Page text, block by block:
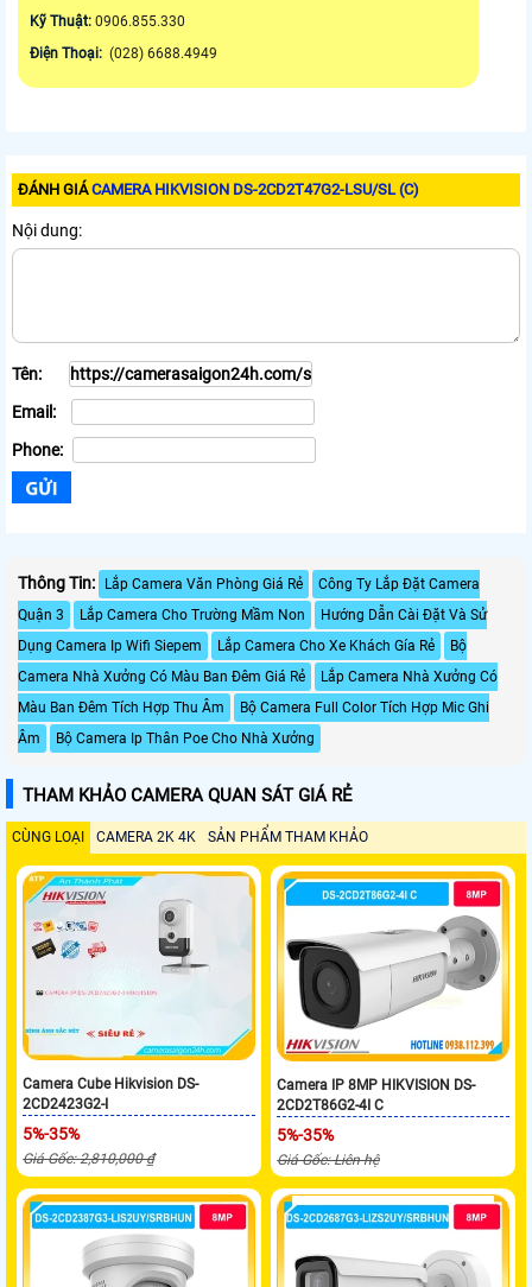
Kỹ Thuật: 0906.855.330
Điện Thoại: (028) 6688.4949
ĐÁNH GIÁCAMERA HIKVISION DS-2CD2T47G2-LSU/SL (C)
Nội dung:
Tên:
Email:
Phone:
Thông Tin: Lắp Camera Văn Phòng Giá Rẻ
Công Ty Lắp Đặt Camera
Quận 3
Lắp Camera Cho Trường Mầm Non
Hướng Dẫn Cài Đặt Và Sử
Dụng Camera Ip Wifi Siepem
Lắp Camera Cho Xe Khách Gía Rẻ
Bộ
Camera Nhà Xưởng Có Màu Ban Đêm Giá Rẻ
Lắp Camera Nhà Xưởng Có
Màu Ban Đêm Tích Hợp Thu Âm
Bộ Camera Full Color Tích Hợp Mic Ghi
Âm
Bộ Camera Ip Thân Poe Cho Nhà Xưởng
THAM KHẢO CAMERA QUAN SÁT GIÁ RẺ
CÙNG LOẠI CAMERA 2K 4K SẢN PHẨM THAM KHẢO
Camera Cube Hikvision DS-
2CD2423G2-I
5%-35%
Giá Gốc: 2,810,000 ₫
Camera IP 8MP HIKVISION DS-
2CD2T86G2-4I C
5%-35%
Giá Gốc: Liên hệ